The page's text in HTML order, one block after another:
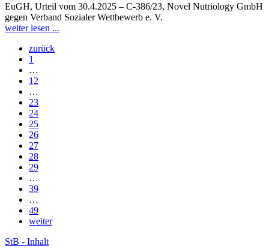
EuGH, Urteil vom 30.4.2025 – C-386/23, Novel Nutriology GmbH
gegen Verband Sozialer Wettbewerb e. V.
weiter lesen ...
zurück
1
…
12
…
23
24
25
26
27
28
29
…
39
…
49
weiter
StB - Inhalt